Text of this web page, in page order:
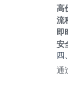
高
流
即
安
四
通